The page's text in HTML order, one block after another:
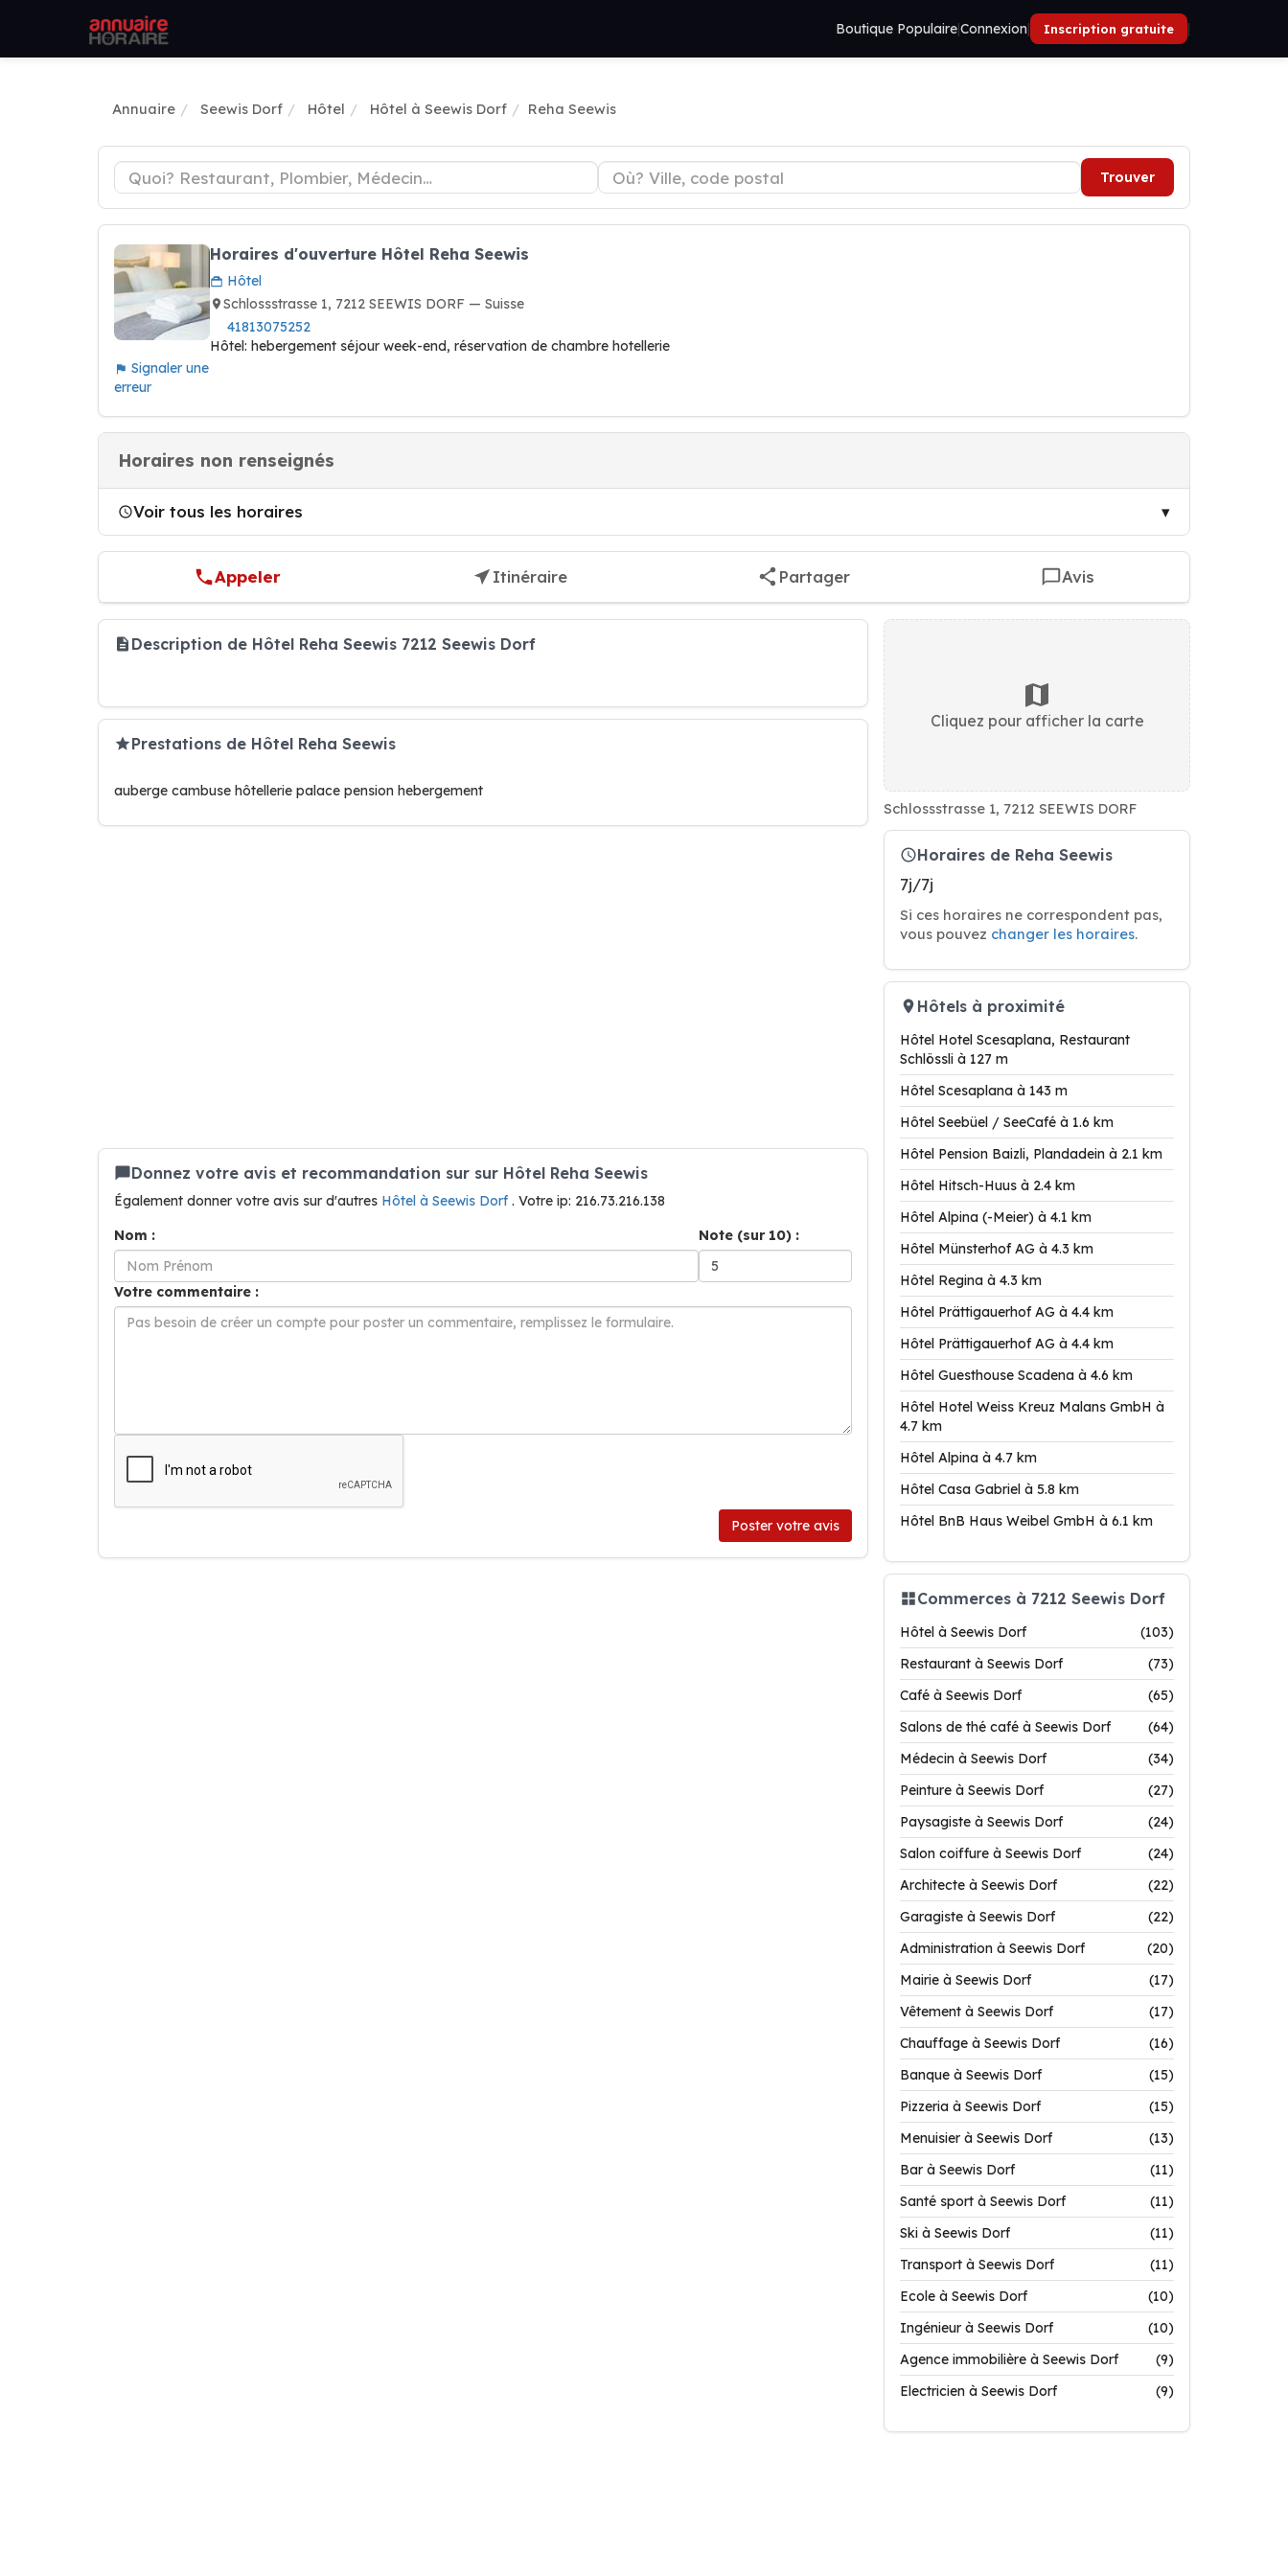
Boutique Populaire|Connexion| Inscription gratuite |
Annuaire Seewis Dorf Hôtel Hôtel à Seewis Dorf Reha Seewis
Trouver
Signaler une
erreur
Horaires d'ouverture Hôtel Reha Seewis
Hôtel
Schlossstrasse 1, 7212 SEEWIS DORF — Suisse
41813075252
Hôtel: hebergement séjour week-end, réservation de chambre hotellerie
Horaires non renseignés
Voir tous les horaires
Appeler Itinéraire Partager Avis
Description de Hôtel Reha Seewis 7212 Seewis Dorf
Prestations de Hôtel Reha Seewis
auberge cambuse hôtellerie palace pension hebergement
Donnez votre avis et recommandation sur sur Hôtel Reha Seewis
Également donner votre avis sur d'autres Hôtel à Seewis Dorf. Votre ip: 216.73.216.138
Nom :
Note (sur 10) :
Votre commentaire :
Poster votre avis
Cliquez pour afficher la carte
Schlossstrasse 1, 7212 SEEWIS DORF
Horaires de Reha Seewis
7j/7j
Si ces horaires ne correspondent pas,
vous pouvez changer les horaires.
Hôtels à proximité
Hôtel Hotel Scesaplana, Restaurant
Schlössli à 127 m
Hôtel Scesaplana à 143 m
Hôtel Seebüel / SeeCafé à 1.6 km
Hôtel Pension Baizli, Plandadein à 2.1 km
Hôtel Hitsch-Huus à 2.4 km
Hôtel Alpina (-Meier) à 4.1 km
Hôtel Münsterhof AG à 4.3 km
Hôtel Regina à 4.3 km
Hôtel Prättigauerhof AG à 4.4 km
Hôtel Prättigauerhof AG à 4.4 km
Hôtel Guesthouse Scadena à 4.6 km
Hôtel Hotel Weiss Kreuz Malans GmbH à
4.7 km
Hôtel Alpina à 4.7 km
Hôtel Casa Gabriel à 5.8 km
Hôtel BnB Haus Weibel GmbH à 6.1 km
Commerces à 7212 Seewis Dorf
Hôtel à Seewis Dorf
(103)
Restaurant à Seewis Dorf
(73)
Café à Seewis Dorf
(65)
Salons de thé café à Seewis Dorf
(64)
Médecin à Seewis Dorf
(34)
Peinture à Seewis Dorf
(27)
Paysagiste à Seewis Dorf
(24)
Salon coiffure à Seewis Dorf
(24)
Architecte à Seewis Dorf
(22)
Garagiste à Seewis Dorf
(22)
Administration à Seewis Dorf
(20)
Mairie à Seewis Dorf
(17)
Vêtement à Seewis Dorf
(17)
Chauffage à Seewis Dorf
(16)
Banque à Seewis Dorf
(15)
Pizzeria à Seewis Dorf
(15)
Menuisier à Seewis Dorf
(13)
Bar à Seewis Dorf
(11)
Santé sport à Seewis Dorf
(11)
Ski à Seewis Dorf
(11)
Transport à Seewis Dorf
(11)
Ecole à Seewis Dorf
(10)
Ingénieur à Seewis Dorf
(10)
Agence immobilière à Seewis Dorf
(9)
Electricien à Seewis Dorf
(9)